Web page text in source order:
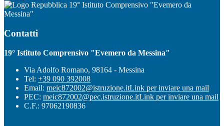
19° Istituto Comprensivo "Evemero da
Messina"
Contatti
19° Istituto Comprensivo "Evemero da Messina"
Via Adolfo Romano, 98164 - Messina
Tel: +39 090 392008
Email: meic872002@istruzione.itLink per inviare una mail
PEC: meic872002@pec.istruzione.itLink per inviare una mail
C.F.: 97062190836